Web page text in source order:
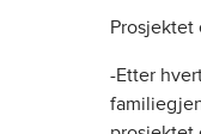
Prosjektet
-Etter